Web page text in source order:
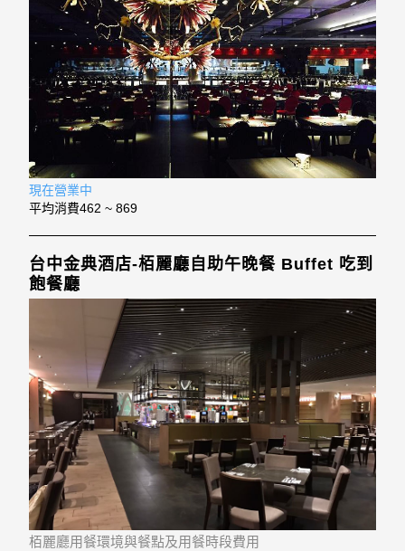
現在營業中
平均消費462 ~ 869
台中金典酒店-栢麗廳自助午晚餐 Buffet 吃到
飽餐廳
栢麗廳用餐環境與餐點及用餐時段費用